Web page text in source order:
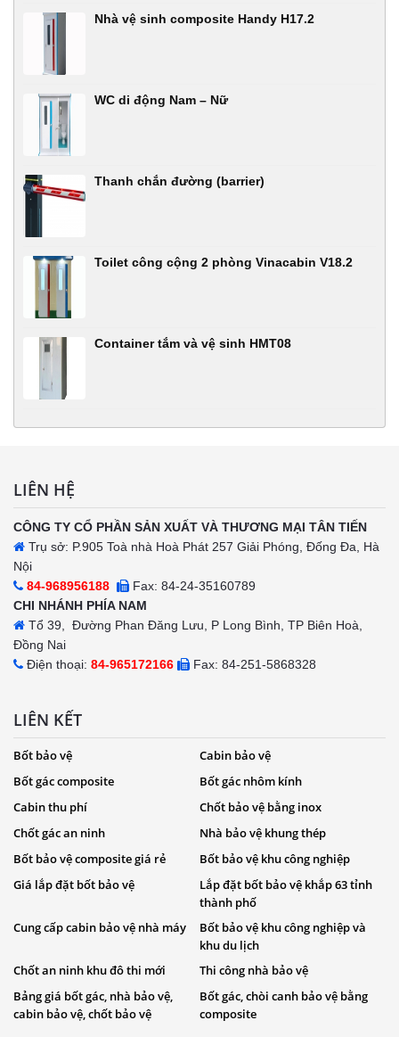
Nhà vệ sinh composite Handy H17.2
WC di động Nam – Nữ
Thanh chắn đường (barrier)
Toilet công cộng 2 phòng Vinacabin V18.2
Container tắm và vệ sinh HMT08
LIÊN HỆ
CÔNG TY CỔ PHẦN SẢN XUẤT VÀ THƯƠNG MẠI TÂN TIẾN
Trụ sở: P.905 Toà nhà Hoà Phát 257 Giải Phóng, Đống Đa, Hà
Nội
84-968956188
Fax: 84-24-35160789
CHI NHÁNH PHÍA NAM
Tổ 39, Đường Phan Đăng Lưu, P Long Bình, TP Biên Hoà,
Đồng Nai
Điện thoại: 84-965172166 Fax: 84-251-5868328
LIÊN KẾT
Bốt bảo vệ
Cabin bảo vệ
Bốt gác composite
Bốt gác nhôm kính
Cabin thu phí
Chốt bảo vệ bằng inox
Chốt gác an ninh
Nhà bảo vệ khung thép
Bốt bảo vệ composite giá rẻ
Bốt bảo vệ khu công nghiệp
Giá lắp đặt bốt bảo vệ
Lắp đặt bốt bảo vệ khắp 63 tỉnh
thành phố
Cung cấp cabin bảo vệ nhà máy Bốt bảo vệ khu công nghiệp và
khu du lịch
Chốt an ninh khu đô thi mới
Thi công nhà bảo vệ
Bảng giá bốt gác, nhà bảo vệ,
cabin bảo vệ, chốt bảo vệ
Bốt gác, chòi canh bảo vệ bằng
composite